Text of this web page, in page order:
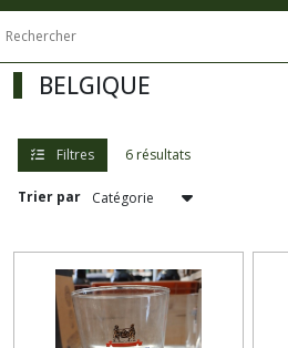
BELGIQUE
Filtres 6 résultats
Trier par
-
CALAIS
(
FRANCE
BELGIQUE
(6)